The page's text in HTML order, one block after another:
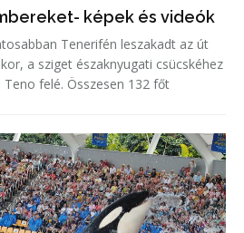
képek és videók
Tenerifén leszakadt az út
a sziget északnyugati csücskéhez
132 főt